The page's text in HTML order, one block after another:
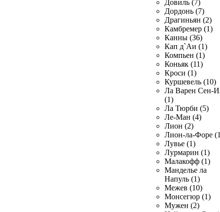
Довиль (7)
Дордонь (7)
Драгиньян (2)
Камбремер (1)
Канны (36)
Кап д`Аи (1)
Компьен (1)
Коньяк (11)
Кроси (1)
Куршевель (10)
Ла Варен Сен-
(1)
Ла Тюрби (5)
Ле-Ман (4)
Лион (2)
Лион-ла-Форе
Лувье (1)
Лурмарин (1)
Малакофф (1)
Манделье ла
Напуль (1)
Межев (10)
Монсегюр (1)
Мужен (2)